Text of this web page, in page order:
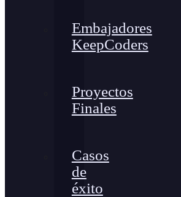
Embajadores
KeepCoders
Proyectos
Finales
Casos
de
éxito